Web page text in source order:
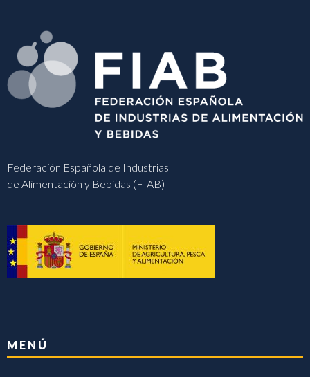
Federación Española de Industrias
de Alimentación y Bebidas (FIAB)
MENÚ